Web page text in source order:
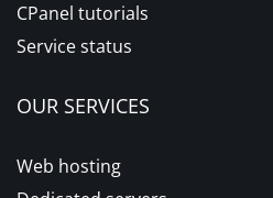
CPanel tutorials
Service status
OUR SERVICES
Web hosting